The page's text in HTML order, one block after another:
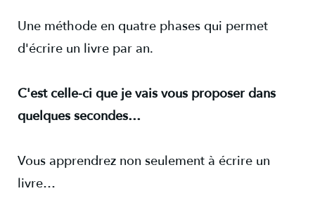
Une méthode en quatre phases qui permet
d'écrire un livre par an.
C'est celle-ci que je vais vous proposer dans
quelques secondes…
Vous apprendrez non seulement à écrire un
livre…